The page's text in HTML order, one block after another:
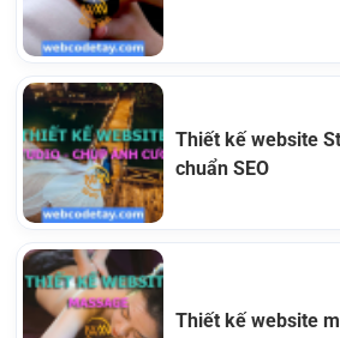
Thiết kế website
chuẩn SEO
Thiết kế website